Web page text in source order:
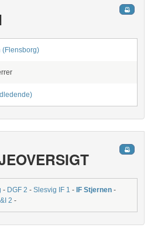
(Flensborg)
- DGF 2 -Slesvig IF 1 - IF Stjernen -
2 -